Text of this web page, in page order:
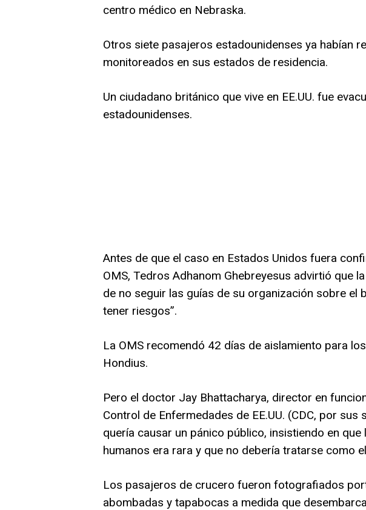
centro médico en Nebraska.
Otros siete pasajeros estadounidenses ya habían
monitoreados en sus estados de residencia.
Un ciudadano británico que vive en EE.UU. fue
estadounidenses.
Antes de que el caso en Estados Unidos fuera
OMS, Tedros Adhanom Ghebreyesus advirtió que
de no seguir las guías de su organización sobre el
tener riesgos”.
La OMS recomendó 42 días de aislamiento para
Hondius.
Pero el doctor Jay Bhattacharya, director en
Control de Enfermedades de EE.UU. (CDC, por
quería causar un pánico público, insistiendo en
humanos era rara y que no debería tratarse como
Los pasajeros de crucero fueron fotografiados
abombadas y tapabocas a medida que